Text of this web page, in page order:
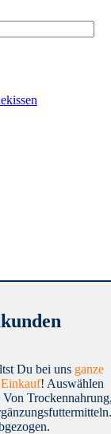
Du bei uns ganze
! Auswählen
Von